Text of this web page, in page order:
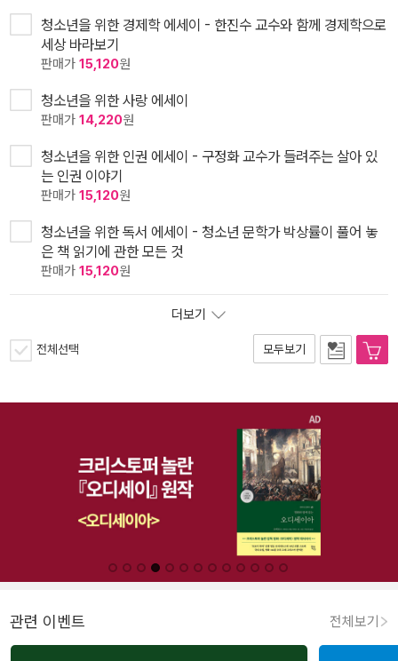
청소년을 위한 경제학 에세이 - 한진수 교수와 함께 경제학으로
세상 바라보기
판매가 15,120원
청소년을 위한 사랑 에세이
판매가 14,220원
청소년을 위한 인권 에세이 - 구정화 교수가 들려주는 살아 있
는 인권 이야기
판매가 15,120원
청소년을 위한 독서 에세이 - 청소년 문학가 박상률이 풀어 놓
은 책 읽기에 관한 모든 것
판매가 15,120원
더보기
전체선택 모두보기
관련 이벤트 전체보기